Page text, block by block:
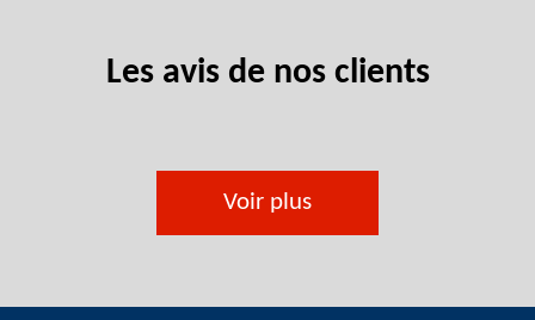
Les avis de nos clients
Voir plus